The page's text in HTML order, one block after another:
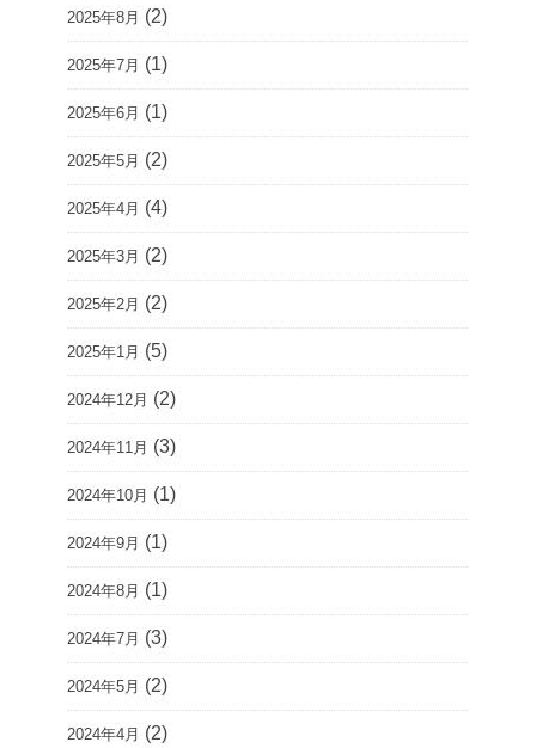
2025年8月 (2)
2025年7月 (1)
2025年6月 (1)
2025年5月 (2)
2025年4月 (4)
2025年3月 (2)
2025年2月 (2)
2025年1月 (5)
2024年12月 (2)
2024年11月 (3)
2024年10月 (1)
2024年9月 (1)
2024年8月 (1)
2024年7月 (3)
2024年5月 (2)
2024年4月 (2)